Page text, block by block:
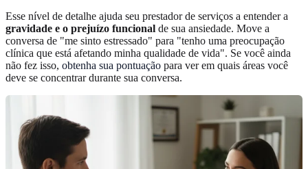
Esse nível de detalhe ajuda seu prestador de serviços a entender a
gravidade e o prejuízo funcional de sua ansiedade. Move a
conversa de "me sinto estressado" para "tenho uma preocupação
clínica que está afetando minha qualidade de vida". Se você ainda
não fez isso, obtenha sua pontuação para ver em quais áreas você
deve se concentrar durante sua conversa.